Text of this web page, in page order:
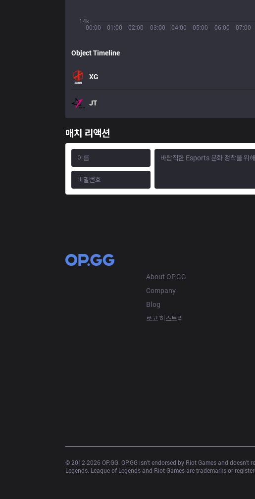
00:00 01:00 02:00 03:00 04:00 05:00 06:00 07:00
14k
Object Timeline
XG
JT
매치 리액션
About OP.GG
Company
Blog
로고 히스토리
© 2012-2026 OP.GG. OP.GG isn’t endorsed by Riot Games and
Legends. League of Legends and Riot Games are trademarks or